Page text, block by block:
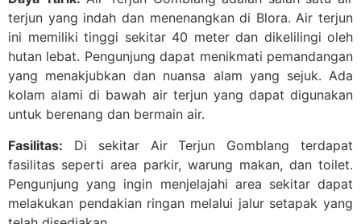
terjun yang indah dan menenangkan di Blora. Air terjun
ini memiliki tinggi sekitar 40 meter dan dikelilingi oleh
hutan lebat. Pengunjung dapat menikmati pemandangan
yang menakjubkan dan nuansa alam yang sejuk. Ada
kolam alami di bawah air terjun yang dapat digunakan
untuk berenang dan bermain air.
Fasilitas: Di sekitar Air Terjun Gomblang terdapat
fasilitas seperti area parkir, warung makan, dan toilet.
Pengunjung yang ingin menjelajahi area sekitar dapat
melakukan pendakian ringan melalui jalur setapak yang